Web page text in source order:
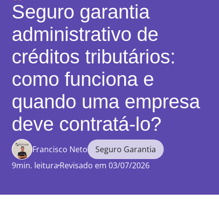
Seguro garantia
administrativo de
créditos tributários:
como funciona e
quando uma empresa
deve contratá-lo?
Francisco Neto
Seguro Garantia
9min. leitura Revisado em 03/07/2026